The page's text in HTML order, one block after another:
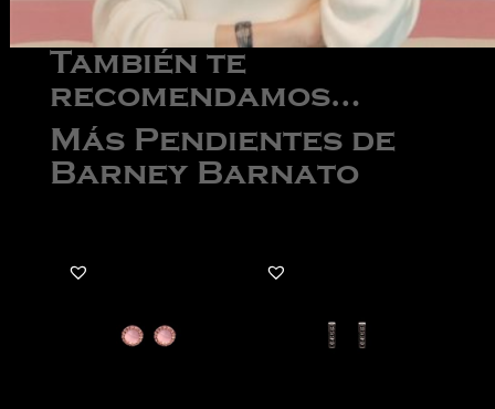
También te
recomendamos…
Más Pendientes de
Barney Barnato